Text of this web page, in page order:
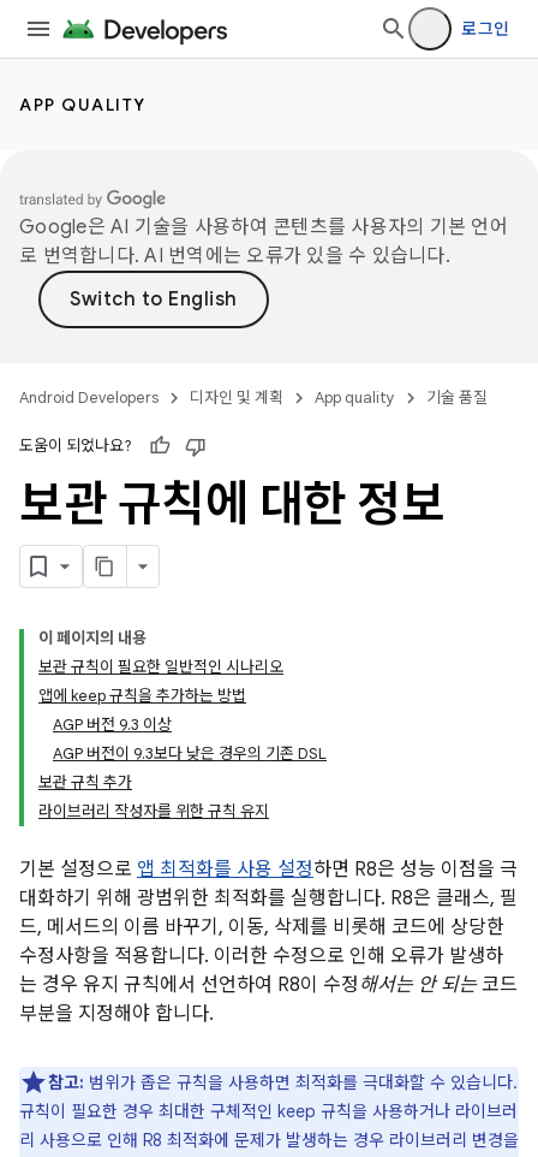
로그인
APP QUALITY
Google은 AI 기술을 사용하여 콘텐츠를 사용자의 기본 언어
로 번역합니다. AI 번역에는 오류가 있을 수 있습니다.
Android Developers 디자인 및 계획 App quality 기술 품질
도움이 되었나요?
보관 규칙에 대한 정보
이 페이지의 내용
보관 규칙이 필요한 일반적인 시나리오
앱에 keep 규칙을 추가하는 방법
AGP 버전 9.3 이상
AGP 버전이 9.3보다 낮은 경우의 기존 DSL
보관 규칙 추가
라이브러리 작성자를 위한 규칙 유지
기본 설정으로 앱 최적화를 사용 설정하면 R8은 성능 이점을 극
대화하기 위해 광범위한 최적화를 실행합니다. R8은 클래스, 필
드, 메서드의 이름 바꾸기, 이동, 삭제를 비롯해 코드에 상당한
수정사항을 적용합니다. 이러한 수정으로 인해 오류가 발생하
는 경우 유지 규칙에서 선언하여 R8이 수정 해서는 안 되는코드
부분을 지정해야 합니다.
참고: 범위가 좁은 규칙을 사용하면 최적화를 극대화할 수 있습니다.
규칙이 필요한 경우 최대한 구체적인 keep 규칙을 사용하거나 라이브러
리 사용으로 인해 R8 최적화에 문제가 발생하는 경우 라이브러리 변경을